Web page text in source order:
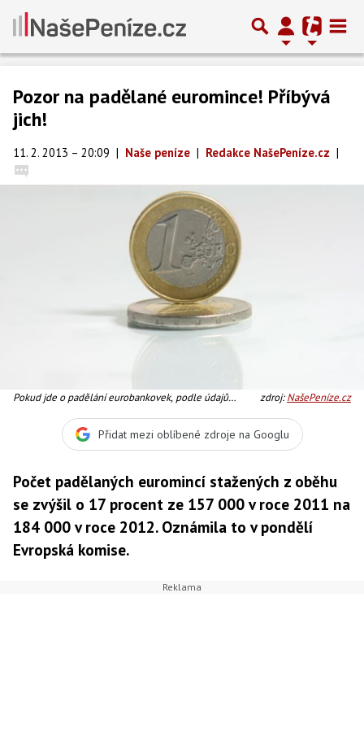
Pozor na padělané euromince! Příbývá
jich!
11. 2. 2013 – 20:09 | Naše peníze | Redakce NašePeníze.cz |
Pokud jde o padělání eurobankovek, podle údajů
proti padělání na starosti, bylo v roce 2012 z oběhu
staženo přibližně 531 000 kusů. Foto:SXC
zdroj:NašePeníze.cz
Přidat mezi oblíbené zdroje na Googlu
Počet padělaných euromincí stažených z oběhu
se zvýšil o 17 procent ze 157 000 v roce 2011 na
184 000 v roce 2012. Oznámila to v pondělí
Evropská komise.